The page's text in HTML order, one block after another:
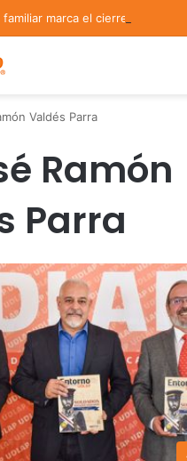
Valdés Parra
Ramón
Parra